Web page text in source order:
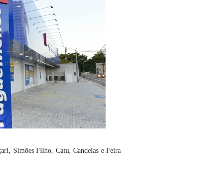
Simões Filho, Catu, Candeias e Feira